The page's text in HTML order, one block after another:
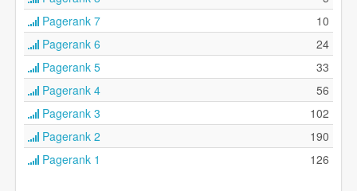
Pagerank 7
10
Pagerank 6
24
Pagerank 5
33
Pagerank 4
56
Pagerank 3
102
Pagerank 2
190
Pagerank 1
126